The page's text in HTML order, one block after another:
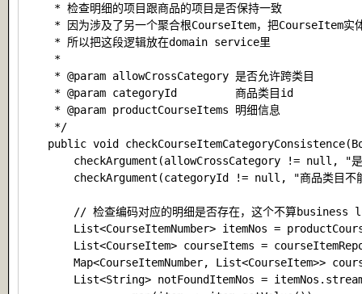
     * 检查明细的项目跟商品的项目是否保持一致
* 因为涉及了另一个聚合根CourseItem，把CourseItem实
     * 所以把这段逻辑放在domain service里
     *
     * @param allowCrossCategory 是否允许跨类目
     * @param categoryId         商品类目id
     * @param productCourseItems 明细信息
     */
public void
checkArgument(allowCrossCategory != null, "是
checkArgument(categoryId != null, "商品类目不
// 检查编码对应的明细是否存在，这个不算business
List<CourseItemNumber> itemNos =
List<CourseItem> courseItems =
Map<CourseItemNumber, List<CourseItem>>
List<String> notFoundItemNos =